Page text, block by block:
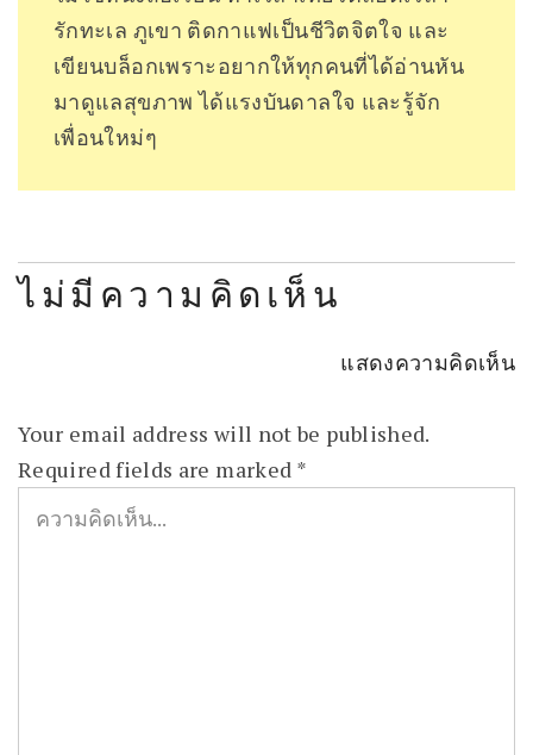
รักทะเล ภูเขา ติดกาแฟเป็นชีวิตจิตใจ และ
เขียนบล็อกเพราะอยากให้ทุกคนที่ได้อ่านหัน
มาดูแลสุขภาพ ได้แรงบันดาลใจ และรู้จัก
เพื่อนใหม่ๆ
ไม่มีความคิดเห็น
แสดงความคิดเห็น
Your email address will not be published.
Required fields are marked *